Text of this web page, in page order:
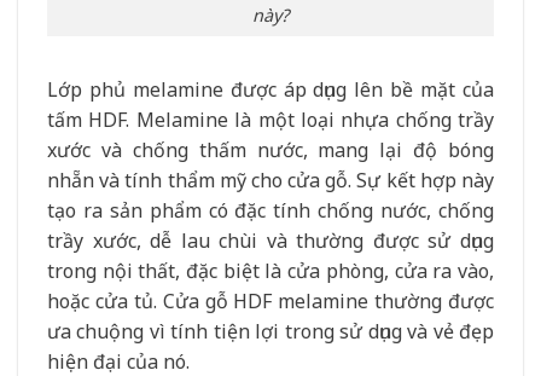
này?
Lớp phủ melamine được áp dụng lên bề mặt của
tấm HDF. Melamine là một loại nhựa chống trầy
xước và chống thấm nước, mang lại độ bóng
nhẵn và tính thẩm mỹ cho cửa gỗ. Sự kết hợp này
tạo ra sản phẩm có đặc tính chống nước, chống
trầy xước, dễ lau chùi và thường được sử dụng
trong nội thất, đặc biệt là cửa phòng, cửa ra vào,
hoặc cửa tủ. Cửa gỗ HDF melamine thường được
ưa chuộng vì tính tiện lợi trong sử dụng và vẻ đẹp
hiện đại của nó.